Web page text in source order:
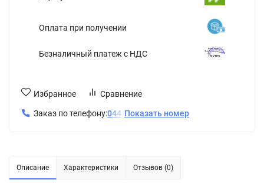
Оплата при получении
Безналичный платеж с НДС
Избранное Сравнение
Заказ по телефону:044 Показать номер
Описание Характеристики Отзывов (0)